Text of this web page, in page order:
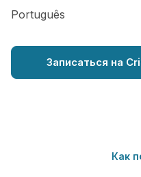
Português
Записаться на
Как